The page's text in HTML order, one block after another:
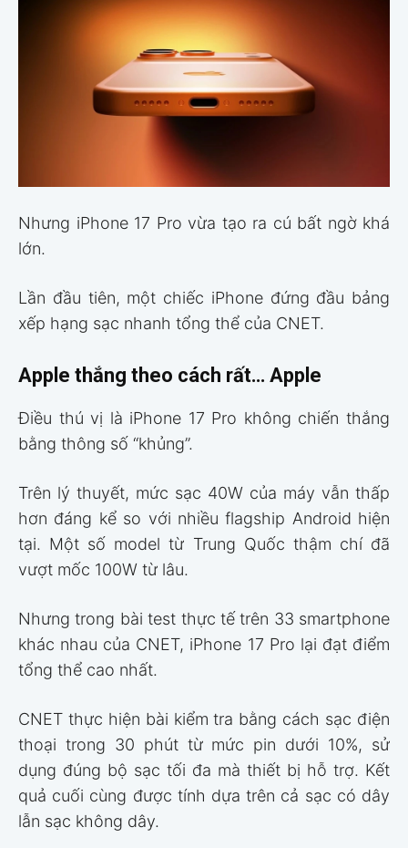
Nhưng iPhone 17 Pro vừa tạo ra cú bất ngờ khá
lớn.
Lần đầu tiên, một chiếc iPhone đứng đầu bảng
xếp hạng sạc nhanh tổng thể của CNET.
Apple thắng theo cách rất… Apple
Điều thú vị là iPhone 17 Pro không chiến thắng
bằng thông số “khủng”.
Trên lý thuyết, mức sạc 40W của máy vẫn thấp
hơn đáng kể so với nhiều flagship Android hiện
tại. Một số model từ Trung Quốc thậm chí đã
vượt mốc 100W từ lâu.
Nhưng trong bài test thực tế trên 33 smartphone
khác nhau của CNET, iPhone 17 Pro lại đạt điểm
tổng thể cao nhất.
CNET thực hiện bài kiểm tra bằng cách sạc điện
thoại trong 30 phút từ mức pin dưới 10%, sử
dụng đúng bộ sạc tối đa mà thiết bị hỗ trợ. Kết
quả cuối cùng được tính dựa trên cả sạc có dây
lẫn sạc không dây.